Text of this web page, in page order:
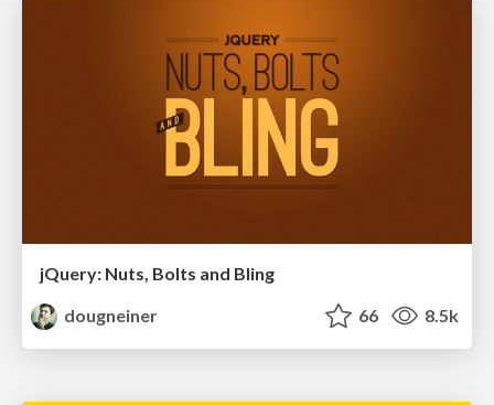
jQuery: Nuts, Bolts and Bling
dougneiner
66 8.5k